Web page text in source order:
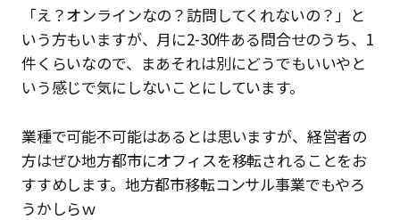
「え？オンラインなの？訪問してくれないの？」と
いう方もいますが、月に2-30件ある問合せのうち、1
件くらいなので、まあそれは別にどうでもいいやと
いう感じで気にしないことにしています。
業種で可能不可能はあるとは思いますが、経営者の
方はぜひ地方都市にオフィスを移転されることをお
すすめします。地方都市移転コンサル事業でもやろ
うかしらｗ